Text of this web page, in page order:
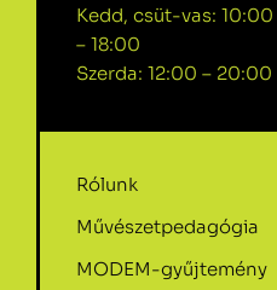
Kedd, csüt-vas: 10:00
– 18:00
Szerda: 12:00 – 20:00
Rólunk
Művészetpedagógia
MODEM-gyűjtemény